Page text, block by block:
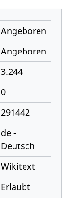
Angeboren
Angeboren
3.244
0
291442
de -
Deutsch
Wikitext
Erlaubt